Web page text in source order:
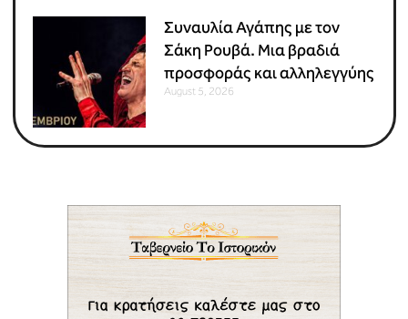
Συναυλία Αγάπης με τον
Σάκη Ρουβά. Μια βραδιά
προσφοράς και αλληλεγγύης
August 5, 2026